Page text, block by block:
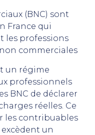
(BNC) sont
France qui
les professions
commerciales
un régime
professionnels
BNC de déclarer
réelles. Ce
les contribuables
un